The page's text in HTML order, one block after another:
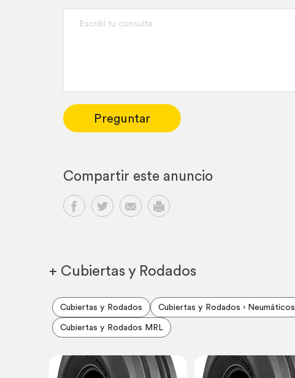
Preguntar
Compartir este anuncio
Compartir en Facebook
Compartir en Twitter
Compartir por email
Imprimir
+ Cubiertas y Rodados
Cubiertas y Rodados Cubiertas y Rodados › Neumáticos
Cubiertas y Rodados MRL